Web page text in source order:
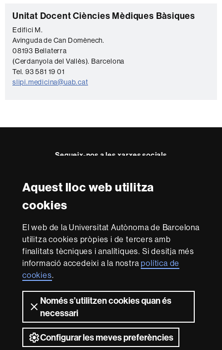
Aquest lloc web utilitza
cookies
El web de la Universitat Autònoma de Barcelona
utilitza cookies pròpies i de tercers amb
finalitats tècniques i analítiques. Si desitja més
informació accedeixi a la nostrapolítica de
cookies.
Només s’utilitzen cookies quan és
necessari
Configurar les meves preferències
C
o
n
t
a
c
Unitat Docent Ciències Mèdiques Bàsiques
Edifici M.
Avinguda de Can Domènech.
08193 Bellaterra
(Cerdanyola del Vallès). Barcelona
Tel. 93 581 19 01
slipi.medicina@uab.cat
Segueix-nos a les xarxes socials
Reconeixement internacional de l'excel·lència
in
Research
-
Euraxess
Amb el finançament de
Sobre
aquest
web
Avís legal
web Accessibilitat web Mapa del web UAB